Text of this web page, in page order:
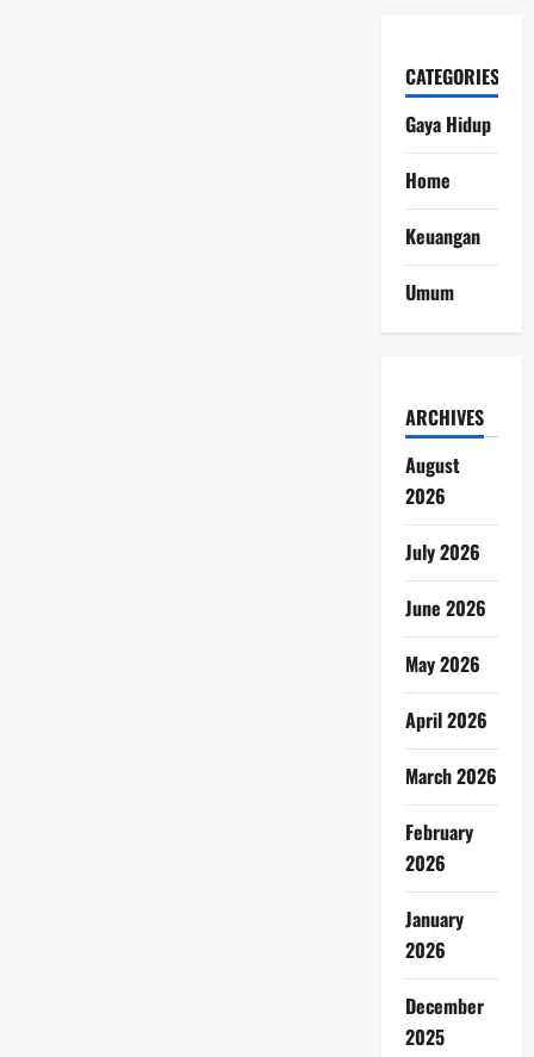
CATEGORIES
Gaya Hidup
Home
Keuangan
Umum
ARCHIVES
August
2026
July 2026
June 2026
May 2026
April 2026
March 2026
February
2026
January
2026
December
2025